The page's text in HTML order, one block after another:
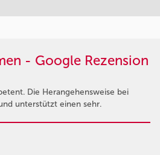
- Google Rezension
Die Herangehensweise bei
unterstützt einen sehr.